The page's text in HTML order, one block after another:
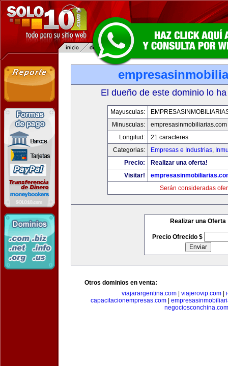
El dueño de este dominio lo
Mayusculas:
Minusculas:
empresasinmobiliarias.com
Longitud:
21 caracteres
Categorias:
Empresas e Industrias,
Precio:
Realizar una oferta!
Visitar!
Serán consideradas
Realizar una Oferta
Precio Ofrecido $
Otros dominios en venta:
viajarargentina.com| viajerovip.com|
capacitacionempresas.com|
negociosconchina.com